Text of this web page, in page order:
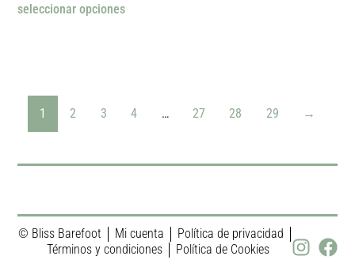
seleccionar opciones
1 2 3 4 … 27 28 29 →
© Bliss Barefoot Mi cuenta
Política de privacidad
Términos y condiciones
Política de Cookies